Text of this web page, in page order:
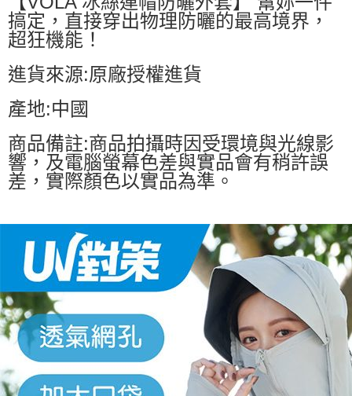
搞定，直接穿出物理防曬的最高境界，
超狂機能！
進貨來源:原廠授權進貨
產地:中國
商品備註:商品拍攝時因受環境與光線影
響，及電腦螢幕色差與實品會有稍許誤
差，實際顏色以實品為準。